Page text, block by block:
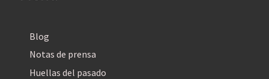
Blog
Notas de prensa
Huellas del pasado